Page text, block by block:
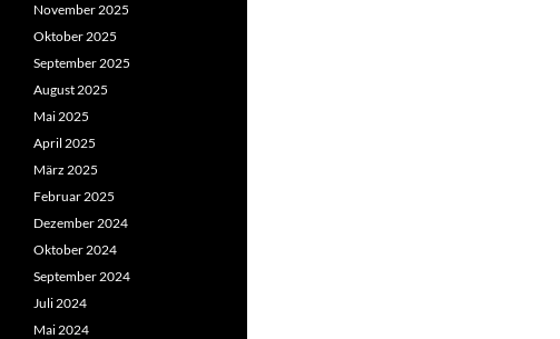
November 2025
Oktober 2025
September 2025
August 2025
Mai 2025
April 2025
März 2025
Februar 2025
Dezember 2024
Oktober 2024
September 2024
Juli 2024
Mai 2024